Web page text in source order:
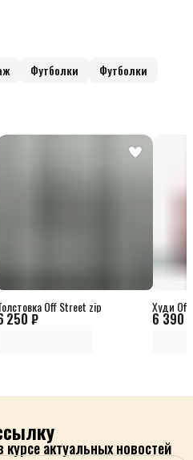
Футболки Футболки
250 ₽
Off Street zip
6 390
Худи
актуальных новостей